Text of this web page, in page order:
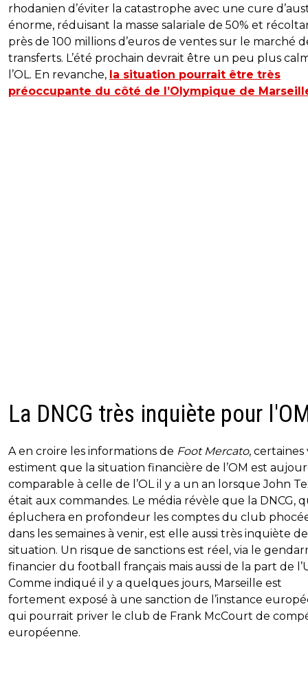
rhodanien d’éviter la catastrophe avec une cure
énorme, réduisant la masse salariale de 50% et
près de 100 millions d’euros de ventes sur le marché
transferts. L’été prochain devrait être un peu plus
l’OL. En revanche, la situation pourrait être très
préoccupante du côté de l’Olympique de
La DNCG très inquiète pour
A en croire les informations de Foot Mercato, certaines
estiment que la situation financière de l’OM est
comparable à celle de l’OL il y a un an lorsque John
était aux commandes. Le média révèle que la DNCG,
épluchera en profondeur les comptes du club
dans les semaines à venir, est elle aussi très inquiète
situation. Un risque de sanctions est réel, via le
financier du football français mais aussi de la part de
Comme indiqué il y a quelques jours, Marseille est
fortement exposé à une sanction de l’instance
qui pourrait priver le club de Frank McCourt de
européenne.